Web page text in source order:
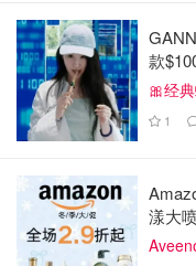
款
🎀经
1
漾大